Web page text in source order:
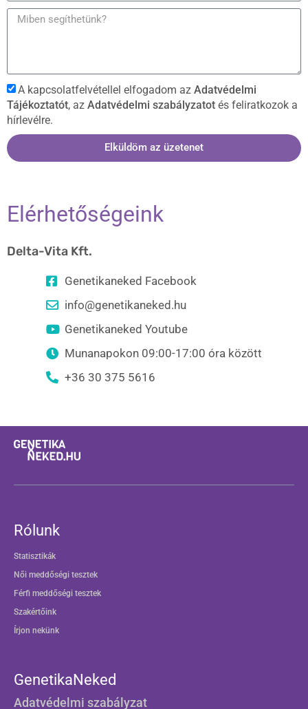
A kapcsolatfelvétellel elfogadom az Adatvédelmi
Tájékoztatót, az Adatvédelmi szabályzatot és feliratkozok a
hírlevélre.
Elküldöm az üzetenet
Elérhetőségeink
Delta-Vita Kft.
Genetikaneked Facebook
info@genetikaneked.hu
Genetikaneked Youtube
Munanapokon 09:00-17:00 óra között
+36 30 375 5616
Rólunk
Statisztikák
Női meddőségi tesztek
Férfi meddőségi tesztek
Szakértőink
Írjon nekünk
GenetikaNeked
Adatvédelmi szabályzat